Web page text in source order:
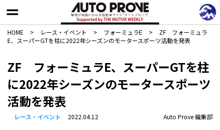
HOME > レース・イベント > フォーミュラE >
ZF フォーミュラ
E、スーパーGTを柱に2022年シーズンのモータースポーツ活動を発表
ZF フォーミュラE、スーパーGTを柱
に2022年シーズンのモータースポーツ
活動を発表
レース・イベント 2022.04.12 Auto Prove 編集部